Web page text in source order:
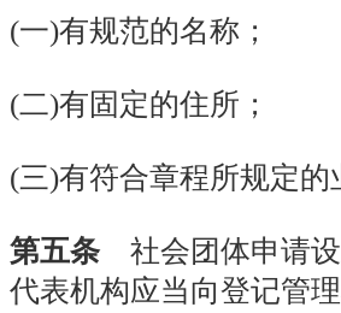
(一)有规范的名称；
(二)有固定的住所；
(三)有符合章程所规定的
第五条 社会团体申请设
代表机构应当向登记管